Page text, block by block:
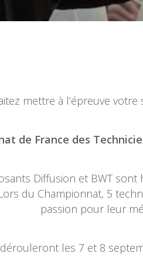
mettre à l’épreuve
de France des
Diffusion et BWT
du Championnat, 5
passion pour leur
les 7 et 8